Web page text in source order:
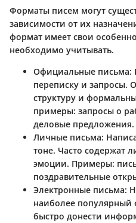
Форматы писем могут
зависимости от их
формат имеет свои
необходимо учитывать.
Официальные письма:
переписку и запросы.
структуру и
примеры: запросы о
деловые предложения.
Личные письма:
тоне. Часто содержат
эмоции. Примеры:
поздравительные
Электронные письма:
наиболее
быстро донести